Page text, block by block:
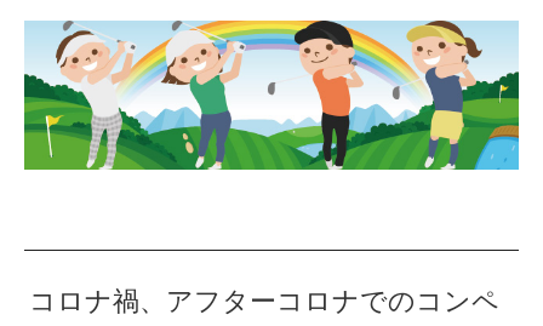
コロナ禍、アフターコロナでのコンペ